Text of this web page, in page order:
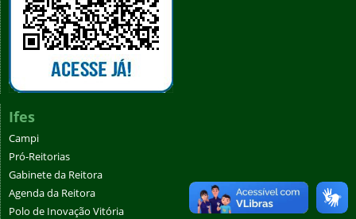
Ifes
Campi
Pró-Reitorias
Gabinete da Reitora
Agenda da Reitora
Polo de Inovação Vitória